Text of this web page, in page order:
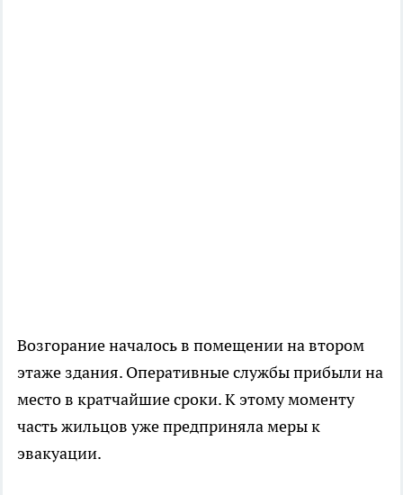
Возгорание началось в помещении на втором
этаже здания. Оперативные службы прибыли на
место в кратчайшие сроки. К этому моменту
часть жильцов уже предприняла меры к
эвакуации.